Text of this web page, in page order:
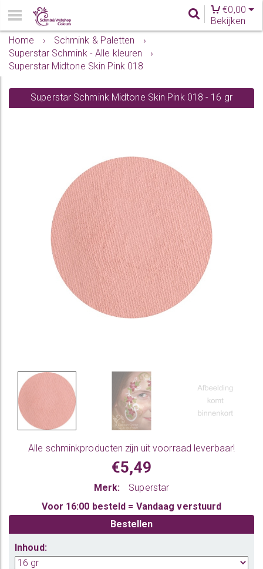
€0,00
Bekijken
Home
› Schmink & Paletten
›
Superstar Schmink - Alle kleuren
›
Superstar Midtone Skin Pink 018
Superstar Schmink Midtone Skin Pink 018 - 16 gr
Alle schminkproducten zijn uit voorraad leverbaar!
€5,49
Merk:
Superstar
Voor 16:00 besteld = Vandaag verstuurd
Bestellen
Inhoud: